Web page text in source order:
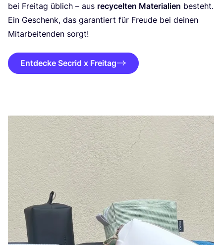
bei Frei­tag üblich – aus recy­cel­ten Mate­ria­li­en besteht.
Ein Geschenk, das garan­tiert für Freu­de bei dei­nen
Mit­ar­bei­ten­den sorgt!
Entdecke Secrid x Freitag